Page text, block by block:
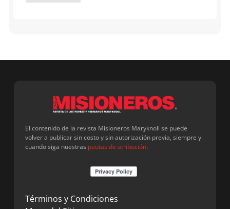
El contenido de la revista Misioneros Maryknoll se puede
volver a publicar sin costo y sin autorización previa, siempre y
cuando siga nuestras pautas de atribución.
Términos y Condiciones